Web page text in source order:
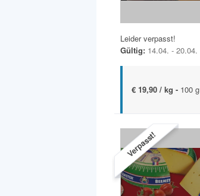
Leider verpasst!
Gültig: 14.04. - 20.04.
€ 19,90 / kg - 100 g
Verpasst!